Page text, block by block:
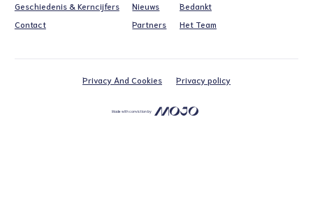
Geschiedenis & Kerncijfers
Contact
Nieuws
Partners
Bedankt
Het Team
Privacy And Cookies Privacy policy
Made with conviction by